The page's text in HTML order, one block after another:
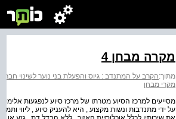
מקרה מבחן 4
מתוך:הקרב על המתנדב : גיוס והפעלת בני נוער לשינוי
מקרי מבחן
על ידי מתנדבות ונשות מקצוע , היא להעניק סיוע , ליווי